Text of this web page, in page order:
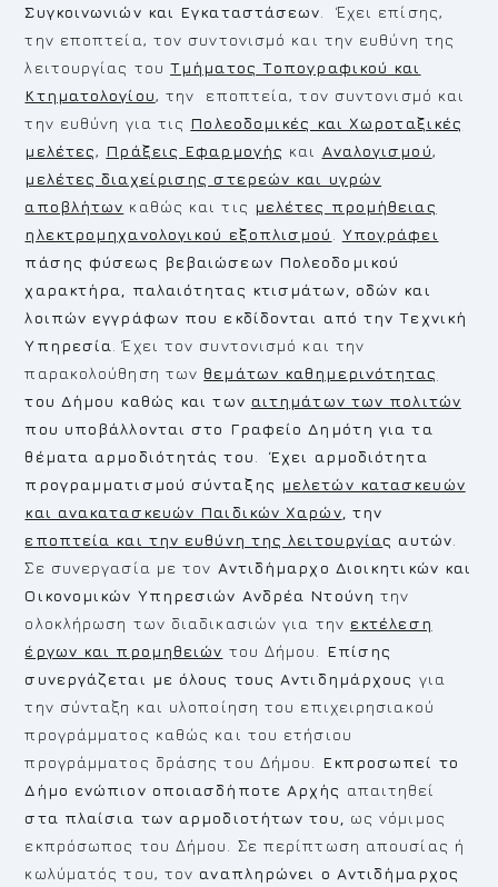
Συγκοινωνιών και Εγκαταστάσεων . Έχει επίσης,
την εποπτεία, τον συντονισμό και την ευθύνη της
λειτουργίας τουΤμήματος Τοπογραφικού και
Κτηματολογίου, την εποπτεία, τον συντονισμό και
την ευθύνη για τις Πολεοδομικές και Χωροταξικές
μελέτες, Πράξεις Εφαρμογής και Αναλογισμού,
μελέτες διαχείρισης στερεών και υγρών
αποβλήτων καθώς και τις μελέτες προμήθειας
ηλεκτρομηχανολογικού εξοπλισμού
Υπογράφει
πάσης φύσεως βεβαιώσεων Πολεοδομικού
χαρακτήρα, παλαιότητας κτισμάτων, οδών και
λοιπών εγγράφων που εκδίδονται από την Τεχνική
Υπηρεσία . Έχει τον συντονισμό και την
παρακολούθηση τωνθεμάτων καθημερινότητας
του Δήμου καθώς και των αιτημάτων των πολιτών
που υποβάλλονται στο Γραφείο Δημότη για τα
θέματα αρμοδιότητάς του
.Έχει αρμοδιότητα
προγραμματισμού σύνταξης μελετών κατασκευών
και ανακατασκευών Παιδικών Χαρών , την
εποπτεία και την ευθύνη της λειτουργίας αυτών
Σε συνεργασία με τον Αντιδήμαρχο Διοικητικών και
Οικονομικών Υπηρεσιών Ανδρέα Ντούνη την
ολοκλήρωση των διαδικασιών για την εκτέλεση
έργων και προμηθειών του Δήμου. Επίσης
συνεργάζεται με όλους τους Αντιδημάρχους για
την σύνταξη και υλοποίηση του επιχειρησιακού
προγράμματος καθώς και του ετήσιου
προγράμματος δράσης του Δήμου. Εκπροσωπεί το
Δήμο ενώπιον οποιασδήποτε Αρχής απαιτηθεί
στα πλαίσια των αρμοδιοτήτων του,
ως νόμιμος
εκπρόσωπος του Δήμου. Σε περίπτωση απουσίας ή
κωλύματός του, τοναναπληρώνει ο Αντιδήμαρχος